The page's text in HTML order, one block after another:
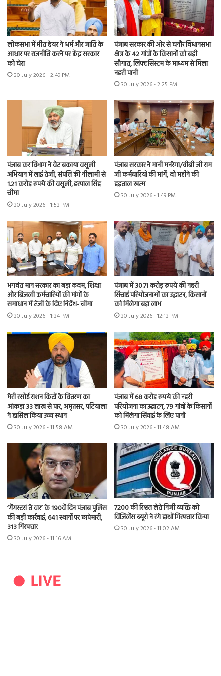
लोकसभा में मीत हेयर ने धर्म और जाति के
आधार पर राजनीति करने पर केंद्र सरकार
को घेरा
30 July 2026 - 2:49 PM
पंजाब सरकार की ओर से घनौर विधानसभा
क्षेत्र के 42 गांवों के किसानों को बड़ी
सौगात, लिफ्ट सिस्टम के माध्यम से मिला
नहरी पानी
30 July 2026 - 2:25 PM
पंजाब कर विभाग ने वैट बकाया वसूली
अभियान में लाई तेजी, संपत्ति की नीलामी से
1.21 करोड़ रुपये की वसूली, हरपाल सिंह
चीमा
30 July 2026 - 1:53 PM
पंजाब सरकार ने मानी मनरेगा/वीबी जी राम
जी कर्मचारियों की मांगें, दो महीने की
हड़ताल खत्म
30 July 2026 - 1:49 PM
भगवंत मान सरकार का बड़ा कदम, शिक्षा
और बिजली कर्मचारियों की मांगों के
समाधान में तेजी के दिए निर्देश- चीमा
30 July 2026 - 1:34 PM
पंजाब में 30.71 करोड़ रुपये की नहरी
सिंचाई परियोजनाओं का उद्घाटन, किसानों
को मिलेगा बड़ा लाभ
30 July 2026 - 12:13 PM
मेरी रसोई राशन किटों के वितरण का
आंकड़ा 33 लाख से पार, अमृतसर, पटियाला
ने हासिल किया उच्च स्थान
30 July 2026 - 11:58 AM
पंजाब में 68 करोड़ रुपये की नहरी
परियोजना का उद्घाटन, 79 गांवों के किसानों
को मिलेगा सिंचाई के लिए पानी
30 July 2026 - 11:48 AM
‘गैंगस्टरां ते वार’ के 190वें दिन पंजाब पुलिस
की बड़ी कार्रवाई, 641 स्थानों पर छापेमारी,
313 गिरफ्तार
30 July 2026 - 11:16 AM
7200 की रिश्वत लेते निजी व्यक्ति को
विजिलेंस ब्यूरो ने रंगे हाथों गिरफ्तार किया
30 July 2026 - 11:02 AM